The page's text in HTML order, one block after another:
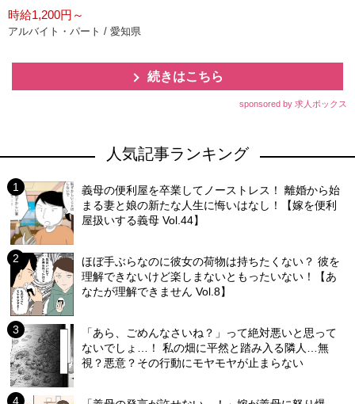
時給1,200円～
アルバイト・パート / 愛知県
続きはこちら
sponsored by 求人ボックス
人気記事ランキング
義母の便利屋を卒業してノーストレス！ 離婚から始
まる妻と娘の新たな人生に悔いはなし！【嫁を便利
屋扱いする義母 Vol.44】
ほぼ手ぶらなのに彼女の荷物は持ちたくない？ 彼を
理解できないけど楽しまないともったいない！【あ
なたが理解できません Vol.8】
「あら、ごめんなさいね？」って絶対悪いと思って
ないでしょ…！ 私の畑に平然と踏み入る隣人…無
視？悪意？その行動にモヤモヤが止まらない